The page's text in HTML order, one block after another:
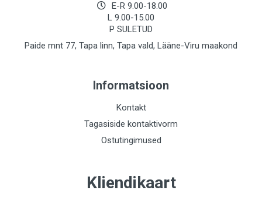
E-R 9.00-18.00
L 9.00-15.00
P SULETUD
Paide mnt 77, Tapa linn, Tapa vald, Lääne-Viru maakond
Informatsioon
Kontakt
Tagasiside kontaktivorm
Ostutingimused
Kliendikaart